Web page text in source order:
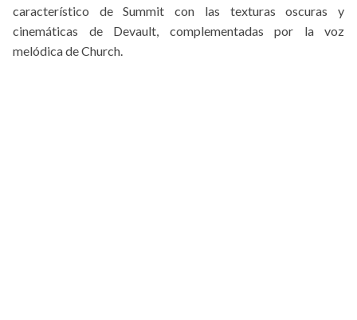
característico de Summit con las texturas oscuras y
cinemáticas de Devault, complementadas por la voz
melódica de Church.